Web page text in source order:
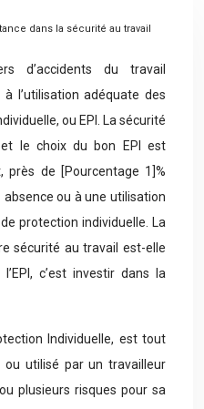
dans la sécurité au travail
d’accidents du travail
l’utilisation adéquate des
ou EPI. La sécurité
le choix du bon EPI est
près de [Pourcentage 1]%
ou à une utilisation
protection individuelle. La
sécurité au travail est-elle
c’est investir dans la
Individuelle, est tout
utilisé par un travailleur
plusieurs risques pour sa